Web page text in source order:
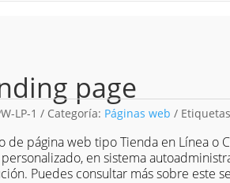
page
LP-1 Categoría: Páginas web
de página web tipo Tienda en Línea o
en sistema
Puedes consultar más sobre este